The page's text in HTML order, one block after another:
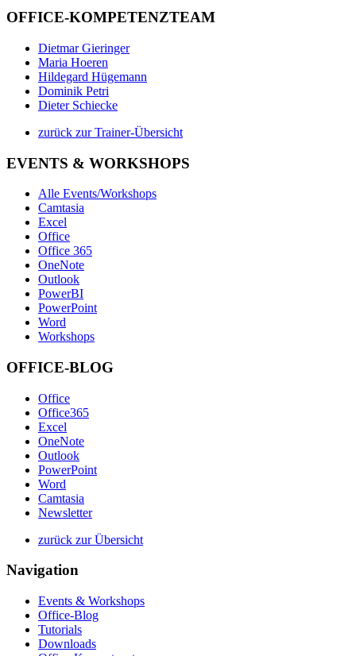
OFFICE-KOMPETENZTEAM
Dietmar Gieringer
Maria Hoeren
Hildegard Hügemann
Dominik Petri
Dieter Schiecke
zurück zur Trainer-Übersicht
EVENTS & WORKSHOPS
Alle Events/Workshops
Camtasia
Excel
Office
Office 365
OneNote
Outlook
PowerBI
PowerPoint
Word
Workshops
OFFICE-BLOG
Office
Office365
Excel
OneNote
Outlook
PowerPoint
Word
Camtasia
Newsletter
zurück zur Übersicht
Navigation
Events & Workshops
Office-Blog
Tutorials
Downloads